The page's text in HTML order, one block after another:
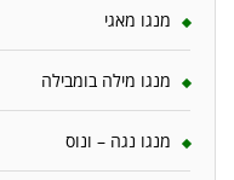
מנגו מאגי
מנגו מילה בומבילה
מנגו נגה – ונוס